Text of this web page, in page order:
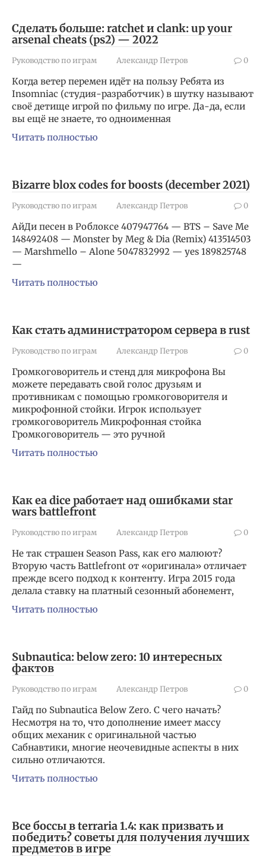
Сделать больше: ratchet и clank: up your
arsenal cheats (ps2) — 2022
Руководство по играм Александр Петров 0
Когда ветер перемен идёт на пользу Ребята из
Insomniac (студия-разработчик) в шутку называют
своё детище игрой по фильму по игре. Да-да, если
вы ещё не знаете, то одноименная
Читать полностью
Bizarre blox codes for boosts (december 2021)
Руководство по играм Александр Петров 0
АйДи песен в Роблоксе 407947764 — BTS – Save Me
148492408 — Monster by Meg & Dia (Remix) 413514503
— Marshmello – Alone 5047832992 — yes 189825748
—
Читать полностью
Как стать администратором сервера в rust
Руководство по играм Александр Петров 0
Громкоговоритель и стенд для микрофона Вы
можете передавать свой голос друзьям и
противникам с помощью громкоговорителя и
микрофонной стойки. Игрок использует
громкоговоритель Микрофонная стойка
Громкоговоритель — это ручной
Читать полностью
Как ea dice работает над ошибками star
wars battlefront
Руководство по играм Александр Петров 0
Не так страшен Season Pass, как его малюют?
Вторую часть Battlefront от «оригинала» отличает
прежде всего подход к контенту. Игра 2015 года
делала ставку на платный сезонный абонемент,
Читать полностью
Subnautica: below zero: 10 интересных
фактов
Руководство по играм Александр Петров 0
Гайд по Subnautica Below Zero. С чего начать?
Несмотря на то, что дополнение имеет массу
общих механик с оригинальной частью
Сабнавтики, многие неочевидные аспекты в них
сильно отличаются.
Читать полностью
Все боссы в terraria 1.4: как призвать и
победить? советы для получения лучших
предметов в игре